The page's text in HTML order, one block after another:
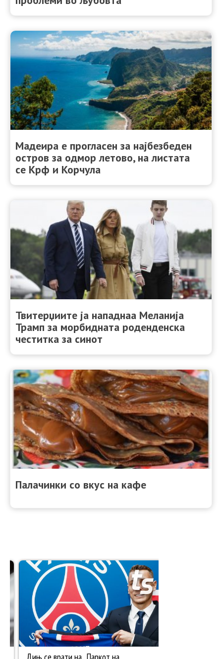
Мадеира е прогласен за најбезбеден
остров за одмор летово, на листата
се Крф и Корчула
Твитерџиите ја нападнаа Меланија
Трамп за морбидната роденденска
честитка за синот
Палачинки со вкус на кафе